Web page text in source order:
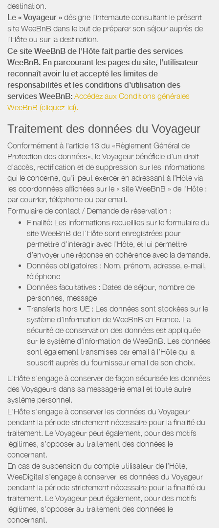
destination.
Le « Voyageur » désigne l'internaute consultant le présent
site WeeBnB dans le but de préparer son séjour auprès de
l'Hôte ou sur la destination.
Ce site WeeBnB de l'Hôte fait partie des services
WeeBnB. En parcourant les pages du site, l’utilisateur
reconnaît avoir lu et accepté les limites de
responsabilités et les conditions d’utilisation des
services WeeBnB: Accédez aux Conditions générales
WeeBnB (cliquez-ici).
Traitement des données du Voyageur
Conformément à l'article 13 du «Règlement Général de
Protection des données», le Voyageur bénéficie d’un droit
d’accès, rectification et de suppression sur les informations
qui le concerne, qu’il peut exercer en adressant à l’Hôte via
les coordonnées affichées sur le « site WeeBnB » de l’Hôte :
par courrier, téléphone ou par email.
Formulaire de contact / Demande de réservation :
Finalité: Les informations recueillies sur le formulaire du
site WeeBnB de l’Hôte sont enregistrées pour
permettre d’interagir avec l’Hôte, et lui permettre
d’envoyer une réponse en cohérence avec la demande.
Données obligatoires : Nom, prénom, adresse, e-mail,
téléphone
Données facultatives : Dates de séjour, nombre de
personnes, message
Transferts hors UE : Les données sont stockées sur le
système d’information de WeeBnB en France. La
sécurité de conservation des données est appliquée
sur le système d’information de WeeBnB. Les données
sont également transmises par email à l’Hôte qui a
souscrit auprès du fournisseur email de son choix.
L’Hôte s’engage à conserver de façon sécurisée les données
des Voyageurs dans sa messagerie email et toute autre
système personnel.
L’Hôte s’engage à conserver les données du Voyageur
pendant la période strictement nécessaire pour la finalité du
traitement. Le Voyageur peut également, pour des motifs
légitimes, s’opposer au traitement des données le
concernant.
En cas de suspension du compte utilisateur de l’Hôte,
WeeDigital s’engage à conserver les données du Voyageur
pendant la période strictement nécessaire pour la finalité du
traitement. Le Voyageur peut également, pour des motifs
légitimes, s’opposer au traitement des données le
concernant.